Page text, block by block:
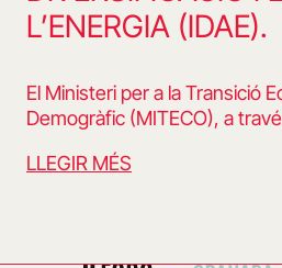
L’ENERGIA (IDAE).
El Ministeri per a la Transició
Demogràfic (MITECO), a
LLEGIR MÉS